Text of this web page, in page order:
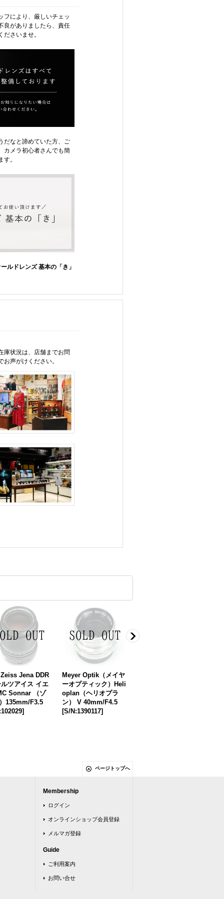
フにより、厳しいチェッ
良がありましたら、責任
さいませ。
だなと諦めていた方、ご
カメラ初心者さんでも簡
。
ルドレンズ 基本の「き」
庫状況は、店舗までお問
声がけください。
Jena DDR
ツアイス イエ
Sonnar （ゾ
135mm/F3.5
]
Meyer Optik（メイヤ
ーオプティック）Heli
oplan（ヘリオプラ
ン） V 40mm/F4.5
[S/N:1390117]
ページトップへ
Membership
ログイン
オンラインショップ会員登録
メルマガ登録
Guide
ご利用案内
お問い合せ